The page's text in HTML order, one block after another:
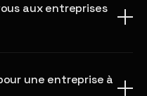
aux entreprises
une entreprise à